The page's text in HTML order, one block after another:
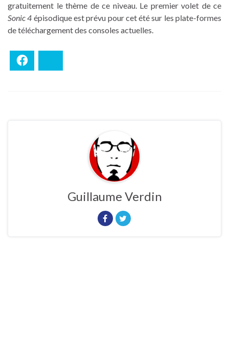
gratuitement le thème de ce niveau. Le premier volet de ce
Sonic 4 épisodique est prévu pour cet été sur les plate-formes
de téléchargement des consoles actuelles.
Guillaume Verdin